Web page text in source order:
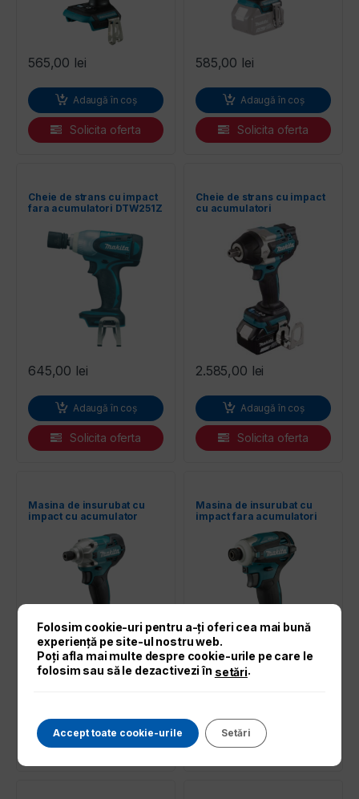
565,00 lei
Adaugă în coș
Solicita oferta
585,00 lei
Adaugă în coș
Solicita oferta
Cheie de strans cu impact
fara acumulatori DTW251Z
645,00 lei
Adaugă în coș
Solicita oferta
Cheie de strans cu impact
cu acumulatori
2.585,00 lei
Adaugă în coș
Solicita oferta
Masina de insurubat cu
impact cu acumulator
649,00lei
Solicita oferta
Masina de insurubat cu
impact fara acumulatori
949,00lei
Solicita oferta
Folosim cookie-uri pentru a-ți oferi cea mai bună
experiență pe site-ul nostru web.
Poți afla mai multe despre cookie-urile pe care le
folosim sau să le dezactivezi în setări.
Accept toate cookie-urile Setări